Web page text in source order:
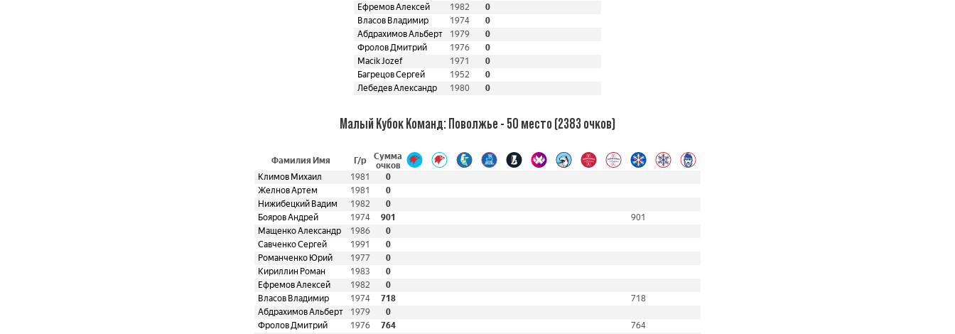
Ефремов Алексей
1982
0
Власов Владимир
1974
0
Абдрахимов Альберт
1979
0
Фролов Дмитрий
1976
0
Macik Jozef
1971
0
Багрецов Сергей
1952
0
Лебедев Александр
1980 0
Малый Кубок Команд: Поволжье - 50 место (2383 очков)
Фамилия Имя Г/р
Сумма
очков
Климов Михаил
1981
0
Желнов Артем
1981
0
Нижибецкий Вадим
1982
0
Бояров Андрей
1974 901
901
Мащенко Александр
1986
0
Савченко Сергей
1991
0
Романченко Юрий
1977
0
Кириллин Роман
1983
0
Ефремов Алексей
1982
0
Власов Владимир
1974 718
718
Абдрахимов Альберт
1979
0
Фролов Дмитрий
1976 764 764